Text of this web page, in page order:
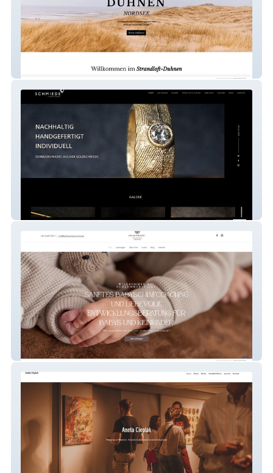
Strandloft Duhnen
SCHMIEDE Carmen Waibel
Schlummerleicht